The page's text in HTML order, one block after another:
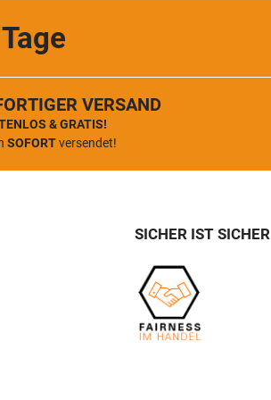
VERSAND
& GRATIS!
SOFORTversendet!
SICHER IST SICHER